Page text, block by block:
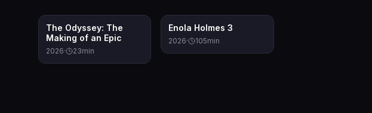
The Odyssey: The
Making of an Epic
2026· 23min
Enola Holmes 3
2026· 105min